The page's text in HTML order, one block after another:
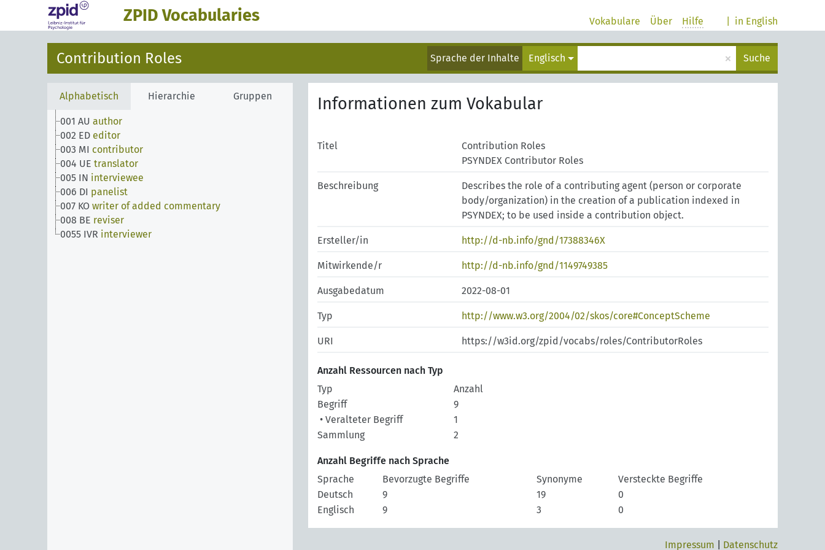
ZPID Vocabularies in English
Vokabulare Über Hilfe
Contribution Roles Sprache der Inhalte Englisch × Suche
Alphabetisch Hierarchie Gruppen
001 AU author
002 ED editor
003 MI contributor
004 UE translator
005 IN interviewee
006 DI panelist
007 KO writer of added commentary
008 BE reviser
0055 IVR interviewer
Informationen zum Vokabular
Titel
Contribution Roles
PSYNDEX Contributor Roles
Beschreibung
Describes the role of a contributing agent (person or corporate
body/organization) in the creation of a publication indexed in
PSYNDEX; to be used inside a contribution object.
Ersteller/in http://d-nb.info/gnd/17388346X
Mitwirkende/r http://d-nb.info/gnd/1149749385
Ausgabedatum 2022-08-01
Typ http://www.w3.org/2004/02/skos/core#ConceptScheme
URI https://w3id.org/zpid/vocabs/roles/ContributorRoles
Anzahl Ressourcen nach Typ
Typ
Anzahl
Begriff
9
• Veralteter Begriff
1
Sammlung
2
Anzahl Begriffe nach Sprache
Sprache
Bevorzugte Begriffe Synonyme
Versteckte Begriffe
Deutsch
9 19
0
Englisch
9 3 0
Impressum Datenschutz